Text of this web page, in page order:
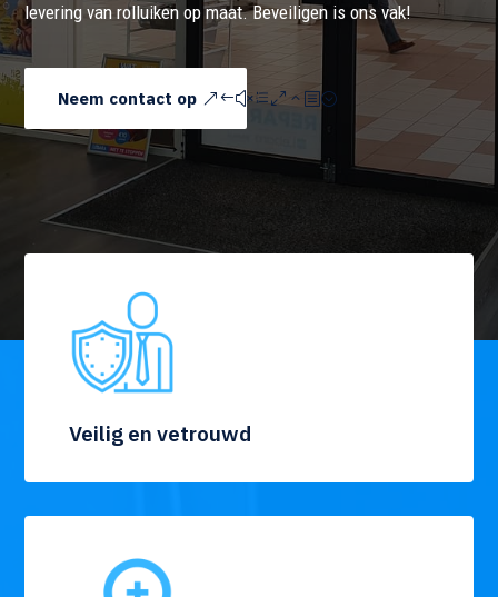
levering van rolluiken op maat. Beveiligen is ons vak!
Neem contact op
Veilig en vetrouwd